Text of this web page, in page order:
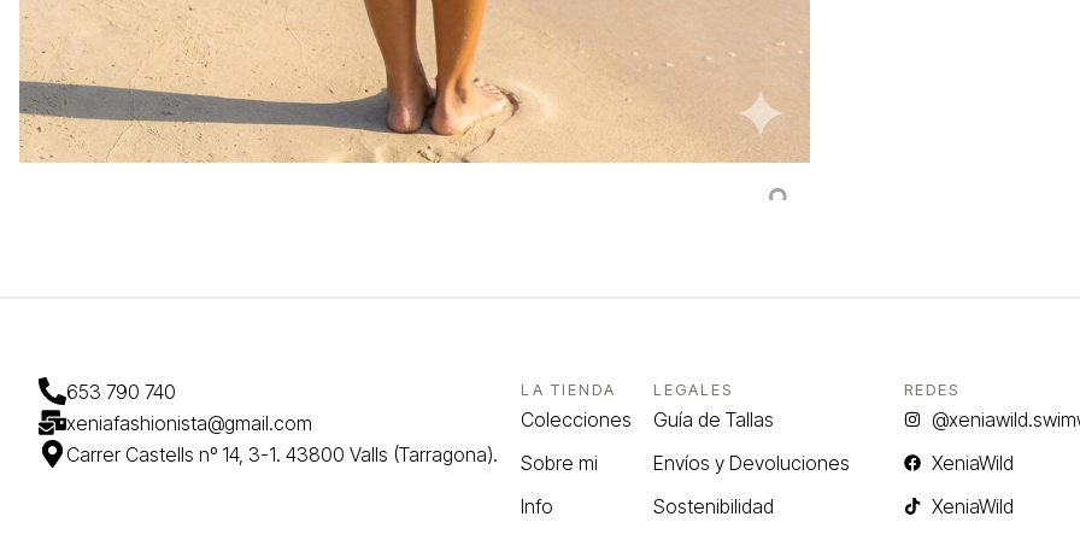
653 790 740
xeniafashionista@gmail.com
Carrer Castells nº 14, 3-1. 43800 Valls (Tarragona).
LA TIENDA
Colecciones
Sobre mi
Info
LEGALES
Guía de Tallas
Envíos y Devoluciones
Sostenibilidad
REDES
XeniaWild
XeniaWild